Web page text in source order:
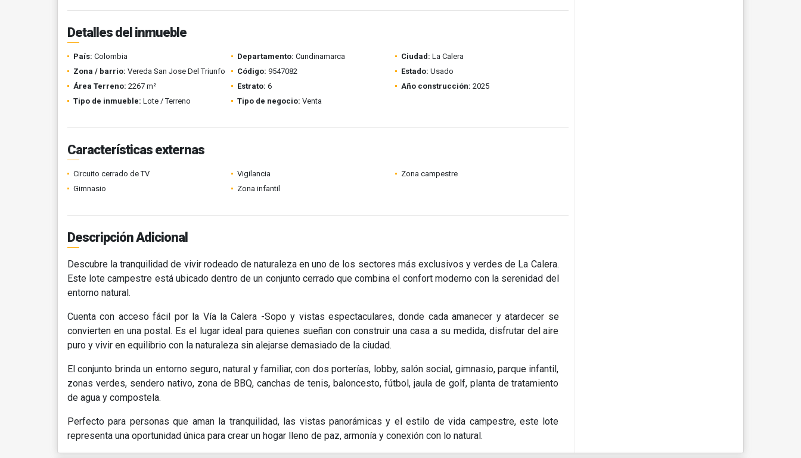
Detalles del inmueble
País: Colombia Departamento: Cundinamarca Ciudad: La Calera
Zona / barrio: Vereda San Jose Del Triunfo Código: 9547082 Estado: Usado
Área Terreno: 2267 m² Estrato: 6 Año construcción: 2025
Tipo de inmueble: Lote / Terreno Tipo de negocio: Venta
Características externas
Circuito cerrado de TV Vigilancia
Zona campestre
Gimnasio
Zona infantil
Descripción Adicional
Descubre la tranquilidad de vivir rodeado de naturaleza en uno de los sectores más exclusivos y verdes de La Calera.
Este lote campestre está ubicado dentro de un conjunto cerrado que combina el confort moderno con la serenidad del
entorno natural.
Cuenta con acceso fácil por la Vía la Calera -Sopo y vistas espectaculares, donde cada amanecer y atardecer se
convierten en una postal. Es el lugar ideal para quienes sueñan con construir una casa a su medida, disfrutar del aire
puro y vivir en equilibrio con la naturaleza sin alejarse demasiado de la ciudad.
El conjunto brinda un entorno seguro, natural y familiar, con dos porterías, lobby, salón social, gimnasio, parque infantil,
zonas verdes, sendero nativo, zona de BBQ, canchas de tenis, baloncesto, fútbol, jaula de golf, planta de tratamiento
de agua y compostela.
Perfecto para personas que aman la tranquilidad, las vistas panorámicas y el estilo de vida campestre, este lote
representa una oportunidad única para crear un hogar lleno de paz, armonía y conexión con lo natural.